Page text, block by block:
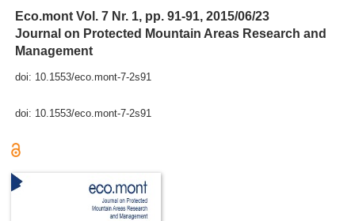
Eco.mont Vol. 7 Nr. 1, pp. 91-91, 2015/06/23
Journal on Protected Mountain Areas Research and
Management
doi: 10.1553/eco.mont-7-2s91
doi: 10.1553/eco.mont-7-2s91